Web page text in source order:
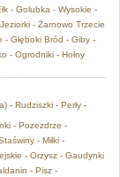
- Golubka - Wysokie -
- Żarnowo Trzecie
Głęboki Bród - Giby -
- Ogrodniki - Hołny
- Rudziszki - Perły -
- Pozezdrze -
- Miłki -
- Orzysz - Gaudynki
- Pisz -